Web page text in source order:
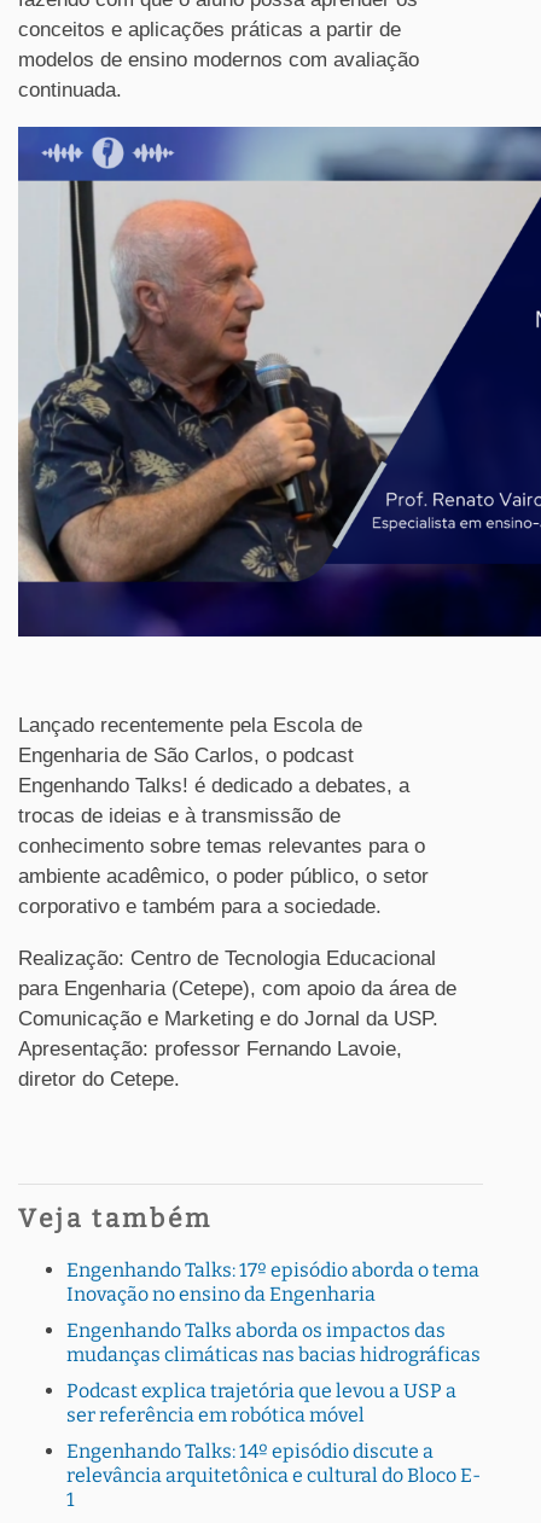
conceitos e aplicações práticas a partir de
modelos de ensino modernos com avaliação
continuada.
Lançado recentemente pela Escola de
Engenharia de São Carlos, o podcast
Engenhando Talks! é dedicado a debates, a
trocas de ideias e à transmissão de
conhecimento sobre temas relevantes para o
ambiente acadêmico, o poder público, o setor
corporativo e também para a sociedade.
Realização: Centro de Tecnologia Educacional
para Engenharia (Cetepe), com apoio da área de
Comunicação e Marketing e do Jornal da USP.
Apresentação: professor Fernando Lavoie,
diretor do Cetepe.
Veja também
Engenhando Talks: 17º episódio aborda o tema
Inovação no ensino da Engenharia
Engenhando Talks aborda os impactos das
mudanças climáticas nas bacias hidrográficas
Podcast explica trajetória que levou a USP a
ser referência em robótica móvel
Engenhando Talks: 14º episódio discute a
relevância arquitetônica e cultural do Bloco E-
1